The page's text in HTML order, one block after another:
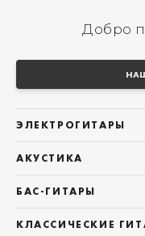
Добро
ЭЛЕКТРОГИТАРЫ
Telecaster
Les Paul
АКУСТИКА
Фолки (ОМ, 000, 00)
БАС-ГИТАРЫ
КЛАССИЧЕСКИЕ